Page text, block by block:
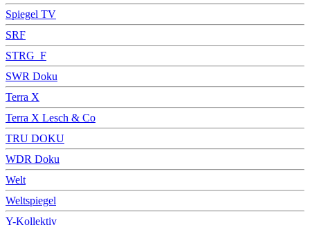
Spiegel TV
SRF
STRG_F
SWR Doku
Terra X
Terra X Lesch & Co
TRU DOKU
WDR Doku
Welt
Weltspiegel
Y-Kollektiv